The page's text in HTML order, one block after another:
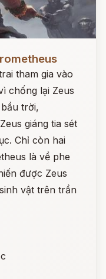
tham gia vào
chống lại Zeus
trời,
giáng tia sét
Chỉ còn hai
là về phe
được Zeus
vật trên trần